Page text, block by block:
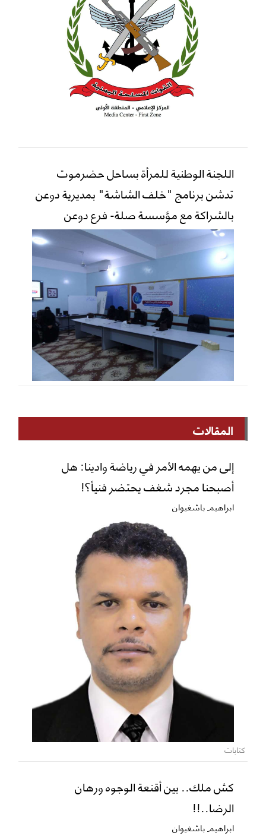
اللجنة الوطنية للمرأة بساحل حضرموت
تدشن برنامج "خلف الشاشة" بمديرية دوعن
بالشراكة مع مؤسسة صلة- فرع دوعن
المقالات
إلى من يهمه الأمر في رياضة وادينا: هل
أصبحنا مجرد شغف يحتضر فنياً؟!
ابراهيم باشغيوان
كتابات
كش ملك.. بين أقنعة الوجوه ورهان
الرضا..!!
ابراهيم باشغيوان